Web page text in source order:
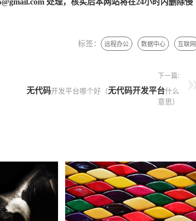
处理，核实后本网站将在24小时内删除侵
标签： 远程办公 数据中心 互联网
下一篇:
无代码开发平台哪个好（无代码开发平台什么
意思）